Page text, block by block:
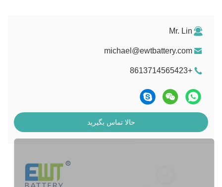
Mr. Lin
michael@ewtbattery.com
+8613714565423
حالا تماس بگیرید